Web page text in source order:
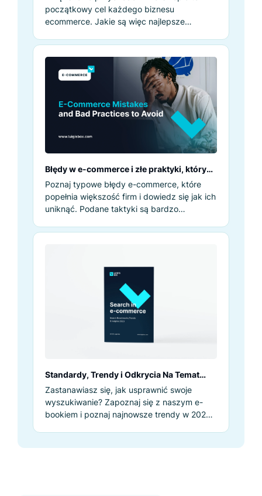
początkowy cel każdego biznesu
ecommerce. Jakie są więc najlepsze
Prawdopodobnie słyszałeś wiele wskazówek
i strategii, jak to zrobić. Ale czasami łatwiej
powiedzieć, niż zrobić.
Błędy w e-commerce i złe praktyki, których
należy unikać
Poznaj typowe błędy e-commerce, które
popełnia większość firm i dowiedz się jak ich
uniknąć. Podane taktyki są bardzo
Standardy, Trendy i Odkrycia Na Temat
Wyszukiwania w 2023 Roku
Zastanawiasz się, jak usprawnić swoje
wyszukiwanie? Zapoznaj się z naszym e-
bookiem i poznaj najnowsze trendy w 2023